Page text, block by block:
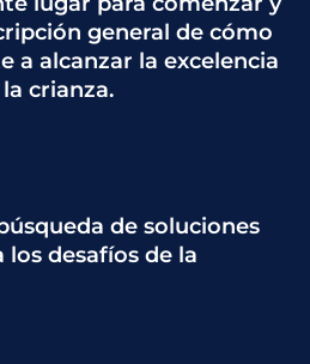
general de cómo
a alcanzar la excelencia
crianza.
de soluciones
los desafíos de la